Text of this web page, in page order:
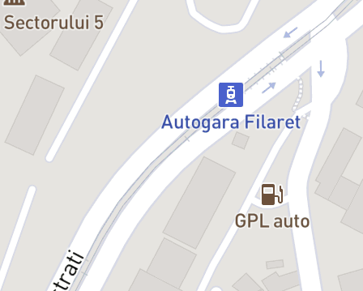
Și pentru că am vrut-o autentică până la capăt, am adus pe scenă
tot ce înseamnă Grecia: pe Elli Kokkinou.
Legenda pop-ului grecesc. Vocea pe care o știi chiar dacă nu
vorbești greaca. „De Ginetai” și o carieră de peste 25 de ani care a
marcat o generație întreagă, de la Atena la Melbourne. Când urcă
pe scena Arenelor Romane, București devine, pentru câteva ore,
piațeta unui sat de pe Egee la miezul nopții. Cu o carieră începută în
1998 și cu o prezență constantă pe scena muzicală grecească, Elli
Kokkinou s-a impus ca unul dintre numele populare ale muzicii elene
contemporane. Artista este recunoscută pentru stilul său care
reunește pop și modern laika, pentru prezența scenică puternică și
pentru repertoriul care a consolidat relația sa cu publicul din Grecia
și din diaspora.
5 septembrie e sâmbăta în care vara refuză să se predea. E seara în
care Bucureștiul miroase a oregano și a mare. E ultima escală a